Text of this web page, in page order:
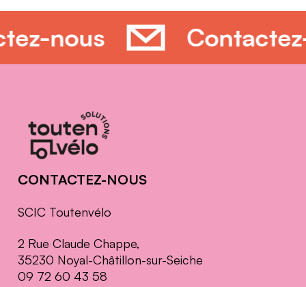
nous
Informations
complémentaires
CONTACTEZ-NOUS
SCIC Toutenvélo
2 Rue Claude Chappe,
35230 Noyal-Châtillon-sur-Seiche
09 72 60 43 58